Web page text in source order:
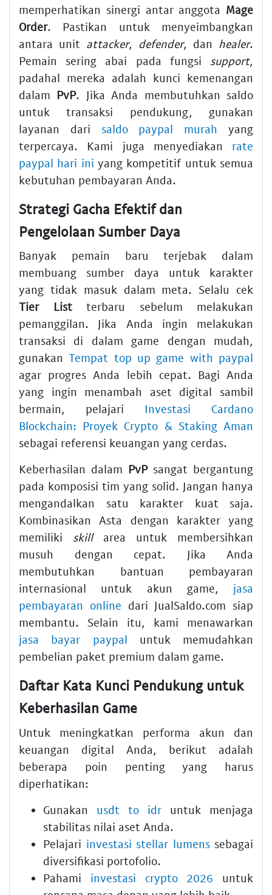
memperhatikan sinergi antar anggota Mage
Order. Pastikan untuk menyeimbangkan
antara unit attacker, defender, dan healer.
Pemain sering abai pada fungsi support,
padahal mereka adalah kunci kemenangan
dalam PvP. Jika Anda membutuhkan saldo
untuk transaksi pendukung, gunakan
layanan dari saldo paypal murah yang
terpercaya. Kami juga menyediakan rate
paypal hari ini yang kompetitif untuk semua
kebutuhan pembayaran Anda.
Strategi Gacha Efektif dan
Pengelolaan Sumber Daya
Banyak pemain baru terjebak dalam
membuang sumber daya untuk karakter
yang tidak masuk dalam meta. Selalu cek
Tier Listterbaru sebelum melakukan
pemanggilan. Jika Anda ingin melakukan
transaksi di dalam game dengan mudah,
gunakanTempat top up game with paypal
agar progres Anda lebih cepat. Bagi Anda
yang ingin menambah aset digital sambil
bermain, pelajari Investasi Cardano
Blockchain: Proyek Crypto & Staking Aman
sebagai referensi keuangan yang cerdas.
Keberhasilan dalam PvPsangat bergantung
pada komposisi tim yang solid. Jangan hanya
mengandalkan satu karakter kuat saja.
Kombinasikan Asta dengan karakter yang
memiliki skillarea untuk membersihkan
musuh dengan cepat. Jika Anda
membutuhkan bantuan pembayaran
internasional untuk akun game, jasa
pembayaran online dari JualSaldo.com siap
membantu. Selain itu, kami menawarkan
jasa bayar paypal untuk memudahkan
pembelian paket premium dalam game.
Daftar Kata Kunci Pendukung untuk
Keberhasilan Game
Untuk meningkatkan performa akun dan
keuangan digital Anda, berikut adalah
beberapa poin penting yang harus
diperhatikan:
Gunakan usdt to idr untuk menjaga
stabilitas nilai aset Anda.
Pelajari investasi stellar lumenssebagai
diversifikasi portofolio.
Pahami investasi crypto 2026 untuk